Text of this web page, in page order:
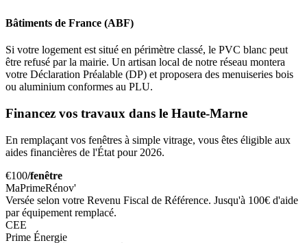
Bâtiments de France (ABF)
Si votre logement est situé en périmètre classé, le PVC blanc peut
être refusé par la mairie. Un artisan local de notre réseau montera
votre Déclaration Préalable (DP) et proposera des menuiseries bois
ou aluminium conformes au PLU.
Financez vos travaux dans le Haute-Marne
En remplaçant vos fenêtres à simple vitrage, vous êtes éligible aux
aides financières de l'État pour 2026.
€100/fenêtre
MaPrimeRénov'
Versée selon votre Revenu Fiscal de Référence. Jusqu'à 100€ d'aide
par équipement remplacé.
CEE
Prime Énergie